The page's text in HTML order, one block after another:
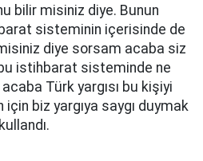
bilir misiniz diye. Bunun
sisteminin içerisinde de
misiniz diye sorsam acaba siz
istihbarat sisteminde ne
Türk yargısı bu kişiyi
biz yargıya saygı duymak